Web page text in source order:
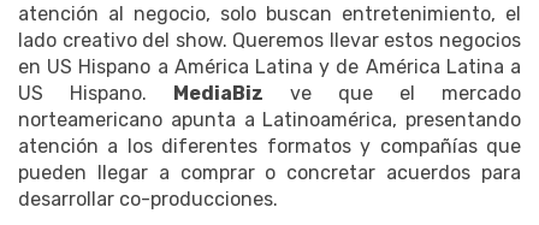
atención al negocio, solo buscan entretenimiento, el
lado creativo del show. Queremos llevar estos negocios
en US Hispano a América Latina y de América Latina a
US Hispano. MediaBiz ve que el mercado
norteamericano apunta a Latinoamérica, presentando
atención a los diferentes formatos y compañías que
pueden llegar a comprar o concretar acuerdos para
desarrollar co-producciones.